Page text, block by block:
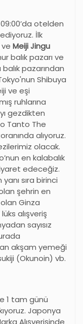
otelden
İlk
ve Meiji Jingu
balık pazarı ve
balık pazarından
Shibuya
ve eşi
ruhlarına
gezdikten
Tanto The
alıyoruz.
olacak.
en kalabalık
edeceğiz.
sıra birinci
şehrin en
Ginza
alışveriş
sayısız
akşam yemeği
(Okunoin) vb.
1 tam günü
Japonya
Alışverişinde